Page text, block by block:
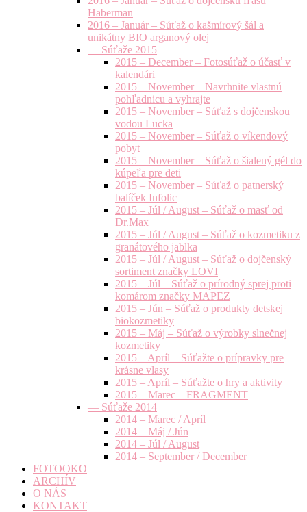
Haberman
2016 – Január – Súťaž o kašmírový šál a
unikátny BIO arganový olej
— Súťaže 2015
2015 – December – Fotosúťaž o účasť v
kalendári
2015 – November – Navrhnite vlastnú
pohľadnicu a vyhrajte
2015 – November – Súťaž s dojčenskou
vodou Lucka
2015 – November – Súťaž o víkendový
pobyt
2015 – November – Súťaž o šialený gél do
kúpeľa pre deti
2015 – November – Súťaž o patnerský
balíček Infolic
2015 – Júl / August – Súťaž o masť od
Dr.Max
2015 – Júl / August – Súťaž o kozmetiku z
granátového jablka
2015 – Júl / August – Súťaž o dojčenský
sortiment značky LOVI
2015 – Júl – Súťaž o prírodný sprej proti
komárom značky MAPEZ
2015 – Jún – Súťaž o produkty detskej
biokozmetiky
2015 – Máj – Súťaž o výrobky slnečnej
kozmetiky
2015 – Apríl – Súťažte o prípravky pre
krásne vlasy
2015 – Apríl – Súťažte o hry a aktivity
2015 – Marec – FRAGMENT
— Súťaže 2014
2014 – Marec / Apríl
2014 – Máj / Jún
2014 – Júl / August
2014 – September / December
FOTOOKO
ARCHÍV
O NÁS
KONTAKT